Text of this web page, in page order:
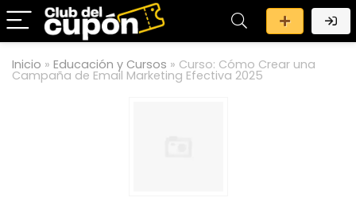
Inicio » Educación y Cursos » Curso: Cómo Crear una
Campaña de Email Marketing Efectiva 2025